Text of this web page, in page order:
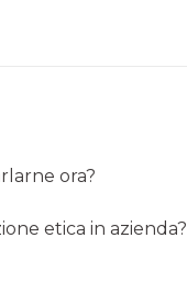
ora?
etica in azienda?